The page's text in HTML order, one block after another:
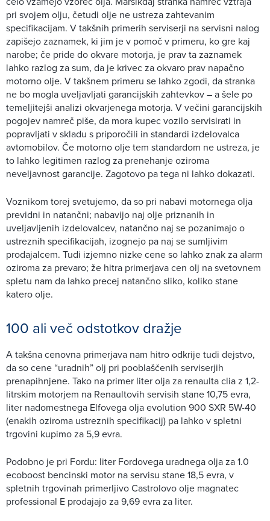
pri svojem olju, četudi olje ne ustreza zahtevanim
specifikacijam. V takšnih primerih serviserji na servisni nalog
zapišejo zaznamek, ki jim je v pomoč v primeru, ko gre kaj
narobe; če pride do okvare motorja, je prav ta zaznamek
lahko razlog za sum, da je krivec za okvaro prav napačno
motorno olje. V takšnem primeru se lahko zgodi, da stranka
ne bo mogla uveljavljati garancijskih zahtevkov – a šele po
temeljitejši analizi okvarjenega motorja. V večini garancijskih
pogojev namreč piše, da mora kupec vozilo servisirati in
popravljati v skladu s priporočili in standardi izdelovalca
avtomobilov. Če motorno olje tem standardom ne ustreza, je
to lahko legitimen razlog za prenehanje oziroma
neveljavnost garancije. Zagotovo pa tega ni lahko dokazati.
Voznikom torej svetujemo, da so pri nabavi motornega olja
previdni in natančni; nabavijo naj olje priznanih in
uveljavljenih izdelovalcev, natančno naj se pozanimajo o
ustreznih specifikacijah, izognejo pa naj se sumljivim
prodajalcem. Tudi izjemno nizke cene so lahko znak za alarm
oziroma za prevaro; že hitra primerjava cen olj na svetovnem
spletu nam da lahko precej natančno sliko, koliko stane
katero olje.
100 ali več odstotkov dražje
A takšna cenovna primerjava nam hitro odkrije tudi dejstvo,
da so cene “uradnih” olj pri pooblaščenih serviserjih
prenapihnjene. Tako na primer liter olja za renaulta clia z 1,2-
litrskim motorjem na Renaultovih servisih stane 10,75 evra,
liter nadomestnega Elfovega olja evolution 900 SXR 5W-40
(enakih oziroma ustreznih specifikacij) pa lahko v spletni
trgovini kupimo za 5,9 evra.
Podobno je pri Fordu: liter Fordovega uradnega olja za 1.0
ecoboost bencinski motor na servisu stane 18,5 evra, v
spletnih trgovinah primerljivo Castrolovo olje magnatec
professional E prodajajo za 9,69 evra za liter.